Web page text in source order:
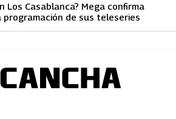
Los Casablanca? Mega confirma
programación de sus teleseries